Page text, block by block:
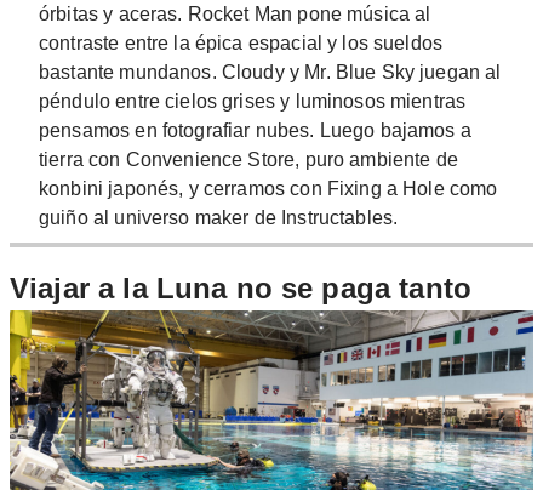
órbitas y aceras. Rocket Man pone música al
contraste entre la épica espacial y los sueldos
bastante mundanos. Cloudy y Mr. Blue Sky juegan al
péndulo entre cielos grises y luminosos mientras
pensamos en fotografiar nubes. Luego bajamos a
tierra con Convenience Store, puro ambiente de
konbini japonés, y cerramos con Fixing a Hole como
guiño al universo maker de Instructables.
Viajar a la Luna no se paga tanto